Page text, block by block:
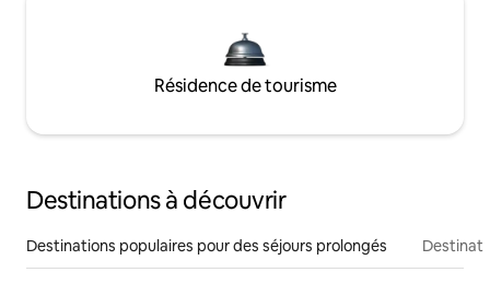
Résidence de tourisme
Destinations à découvrir
Destinations populaires pour des séjours prolongés